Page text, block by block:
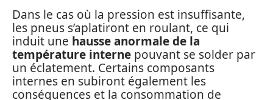
Dans le cas où la pression est insuffisante,
les pneus s’aplatiront en roulant, ce qui
induit une hausse anormale de la
température interne pouvant se solder par
un éclatement. Certains composants
internes en subiront également les
conséquences et la consommation de